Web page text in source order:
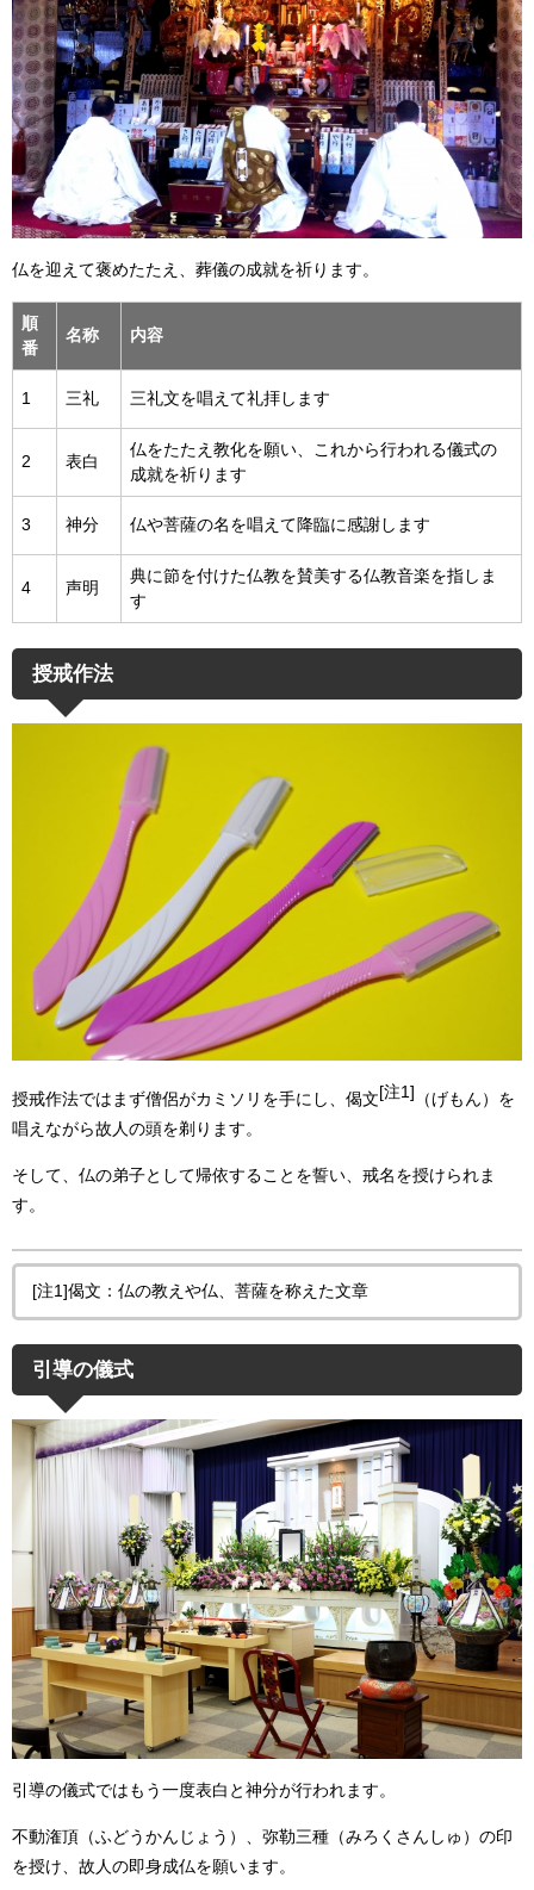
仏を迎えて褒めたたえ、葬儀の成就を祈ります。
順
番
名称 内容
1 三礼 三礼文を唱えて礼拝します
2 表白
仏をたたえ教化を願い、これから行われる儀式の
成就を祈ります
3 神分 仏や菩薩の名を唱えて降臨に感謝します
4 声明
典に節を付けた仏教を賛美する仏教音楽を指しま
す
授戒作法
授戒作法ではまず僧侶がカミソリを手にし、偈文 [注1]
（げもん）を
唱えながら故人の頭を剃ります。
そして、仏の弟子として帰依することを誓い、戒名を授けられま
す。
[注1]偈文：仏の教えや仏、菩薩を称えた文章
引導の儀式
引導の儀式ではもう一度表白と神分が行われます。
不動潅頂（ふどうかんじょう）、弥勒三種（みろくさんしゅ）の印
を授け、故人の即身成仏を願います。